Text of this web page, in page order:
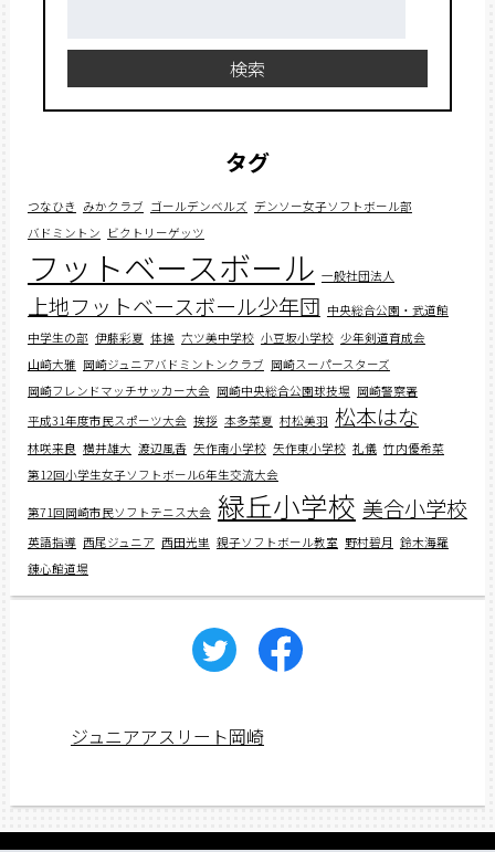
検索
タグ
つなひき みかクラブ ゴールデンベルズ デンソー女子ソフトボール部
バドミントン ビクトリーゲッツ
フットベースボール 一般社団法人
上地フットベースボール少年団 中央総合公園・武道館
中学生の部 伊藤彩夏 体操 六ツ美中学校 小豆坂小学校 少年剣道育成会
山﨑大雅 岡崎ジュニアバドミントンクラブ 岡崎スーパースターズ
岡崎フレンドマッチサッカー大会 岡崎中央総合公園球技場 岡崎警察署
平成31年度市民スポーツ大会 挨拶 本多菜夏 村松美羽 松本はな
林咲来良 横井雄大 渡辺風香 矢作南小学校 矢作東小学校 礼儀 竹内優希菜
第12回小学生女子ソフトボール6年生交流大会
第71回岡崎市民ソフトテニス大会 緑丘小学校 美合小学校
英語指導 西尾ジュニア 西田光里 親子ソフトボール教室 野村碧月 鈴木海羅
錬心館道場
ジュニアアスリート岡崎